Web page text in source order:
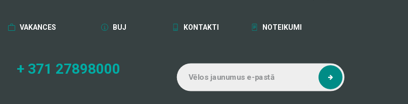
VAKANCES BUJ KONTAKTI NOTEIKUMI
+ 371 27898000